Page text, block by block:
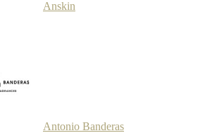
Anskin
Antonio Banderas